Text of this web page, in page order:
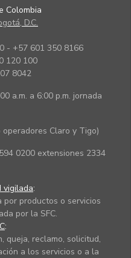
Colombia
D.C.
- +57 601 350 8166
120 100
8042
a.m. a 6:00 p.m. jornada
Claro y Tigo)
0200 extensiones 2334
vigilada:
productos o servicios
por la SFC.
:
queja, reclamo, solicitud,
a los servicios o a la